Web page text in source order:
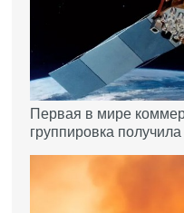
Первая в мире
группировка